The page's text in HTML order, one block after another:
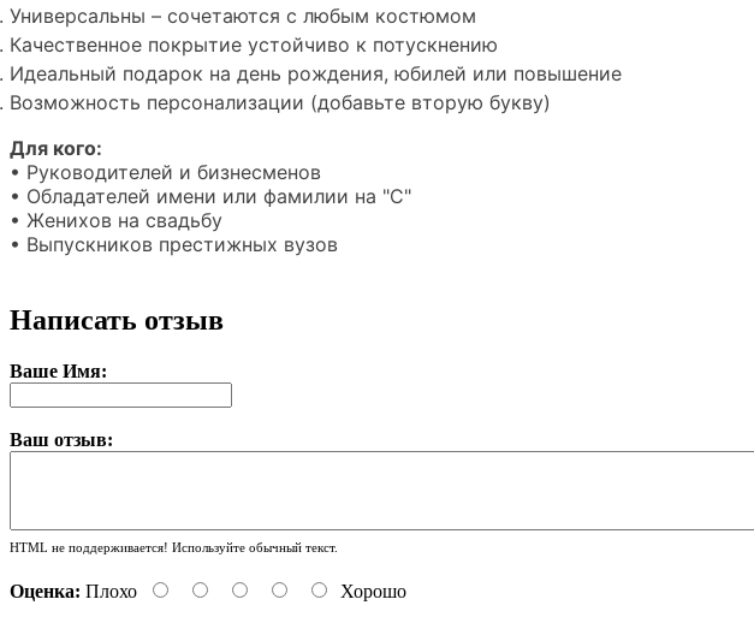
Универсальны – сочетаются с любым костюмом
Качественное покрытие устойчиво к потускнению
Идеальный подарок на день рождения, юбилей или повышение
Возможность персонализации (добавьте вторую букву)
Для кого:
• Руководителей и бизнесменов
• Обладателей имени или фамилии на "С"
• Женихов на свадьбу
• Выпускников престижных вузов
Написать отзыв
Ваше Имя:
Ваш отзыв:
HTML не поддерживается! Используйте обычный текст.
Оценка: Плохо Хорошо